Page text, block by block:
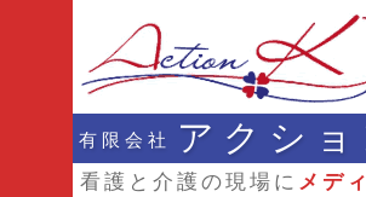
有限会社 アクショ
看護と介護の現場に メデ